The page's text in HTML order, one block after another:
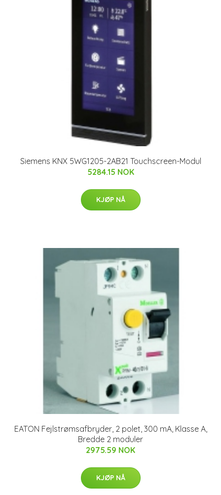
Siemens KNX 5WG1205-2AB21 Touchscreen-Modul
5284.15 NOK
KJØP NÅ
EATON Fejlstrømsafbryder, 2 polet, 300 mA, Klasse A,
Bredde 2 moduler
2975.59 NOK
KJØP NÅ